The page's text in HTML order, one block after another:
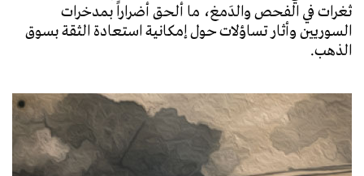
ثغرات في الفحص والدَمغ، ما ألحق أضراراً بمدخرات
السوريين وأثار تساؤلات حول إمكانية استعادة الثقة بسوق
الذهب.